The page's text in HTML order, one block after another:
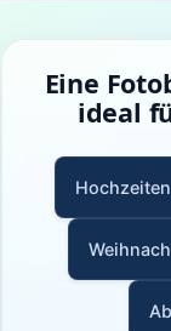
Eine
ideal
Hochzeiten